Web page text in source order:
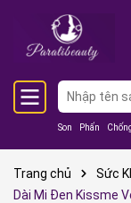
Son Phấn
Trang chủ Sức
Dài Mi Đen Kissme